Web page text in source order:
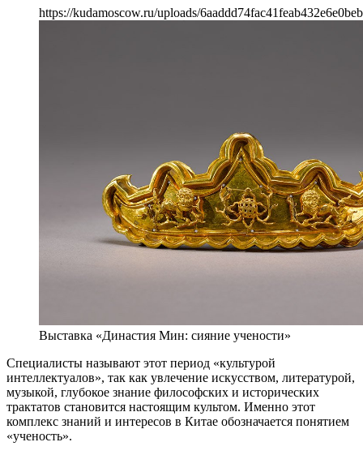
https://kudamoscow.ru/uploads/
Выставка «Династия Мин: сияние учености»
Специалисты называют этот период «культурой
интеллектуалов», так как увлечение искусством, литературой,
музыкой, глубокое знание философских и исторических
трактатов становится настоящим культом. Именно этот
комплекс знаний и интересов в Китае обозначается понятием
«ученость».